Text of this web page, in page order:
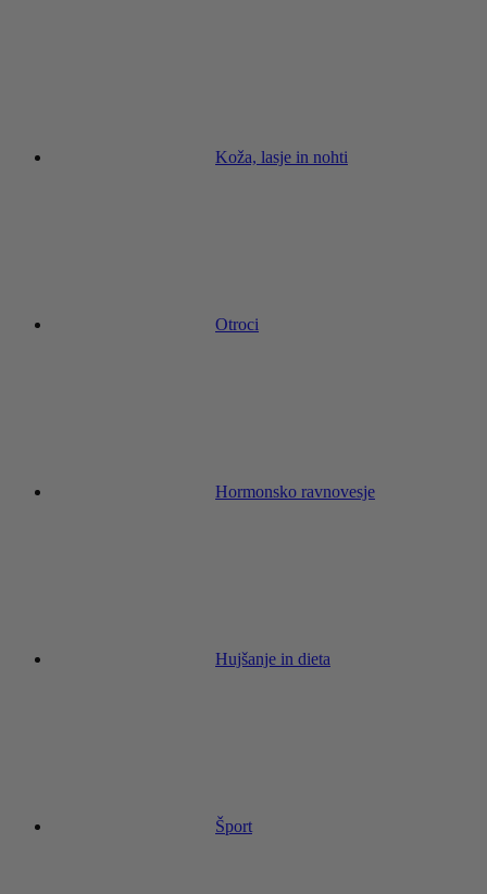
Koža, lasje in nohti
Otroci
Hormonsko ravnovesje
Hujšanje in dieta
Šport